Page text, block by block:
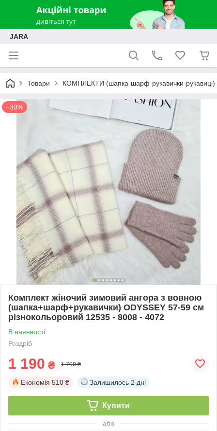
JARA
Товари КОМПЛЕКТИ (шапка-шарф-рукавички-рукавиці)
–30%
Комплект жіночий зимовий ангора з вовною
(шапка+шарф+рукавички) ODYSSEY 57-59 см
різнокольоровий 12535 - 8008 - 4072
В наявності
Роздріб
1 190 ₴ 1 700 ₴
Економія 510 ₴ Залишилось 2 дні
Купити
або